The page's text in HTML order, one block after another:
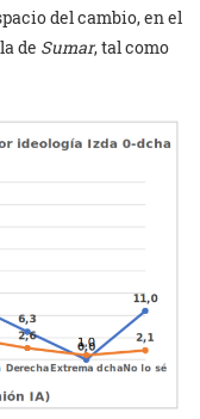
del cambio, en el
de Sumar, tal como